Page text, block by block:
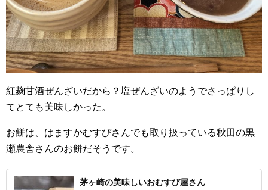
紅麹甘酒ぜんざいだから？塩ぜんざいのようでさっぱりし
てとても美味しかった。
お餅は、はますかむすびさんでも取り扱っている秋田の黒
瀬農舎さんのお餅だそうです。
茅ヶ崎の美味しいおむすび屋さん